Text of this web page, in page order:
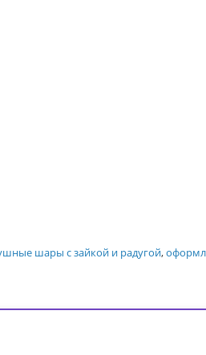
шары с зайкой и радугой,